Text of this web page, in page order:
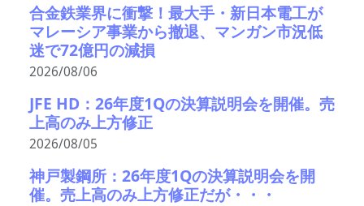
合金鉄業界に衝撃！最大手・新日本電工が
マレーシア事業から撤退、マンガン市況低
迷で72億円の減損
2026/08/06
JFE HD：26年度1Qの決算説明会を開催。売
上高のみ上方修正
2026/08/05
神戸製鋼所：26年度1Qの決算説明会を開
催。売上高のみ上方修正だが・・・